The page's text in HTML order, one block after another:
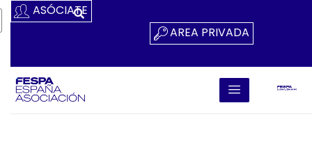
Ir
Al
ASÓCIATE
AREA PRIVADA